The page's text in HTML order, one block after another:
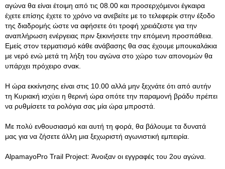
αγώνα θα είναι έτοιμη από τις 08.00 και προσερχόμενοι έγκαιρα
έχετε επίσης έχετε το χρόνο να ανεβείτε με το τελεφερίκ στην έξοδο
της διαδρομής ώστε να αφήσετε ότι τροφή χρειάζεστε για την
αναπλήρωση ενέργειας πριν ξεκινήσετε την επόμενη προσπάθεια.
Εμείς στον τερματισμό κάθε ανάβασης θα σας έχουμε μπουκαλάκια
με νερό ενώ μετά τη λήξη του αγώνα στο χώρο των απονομών θα
υπάρχει πρόχειρο σνακ.
Η ώρα εκκίνησης είναι στις 10.00 αλλά μην ξεχνάτε ότι από αυτήν
τη Κυριακή ισχύει η θερινή ώρα οπότε την παραμονή βράδυ πρέπει
να ρυθμίσετε τα ρολόγια σας μία ώρα μπροστά.
Με πολύ ενθουσιασμό και αυτή τη φορά, θα βάλουμε τα δυνατά
μας για να ζήσετε άλλη μια ξεχωριστή αγωνιστική εμπειρία.
AlpamayoPro Trail Project: Άνοιξαν οι εγγραφές του 2ου αγώνα.